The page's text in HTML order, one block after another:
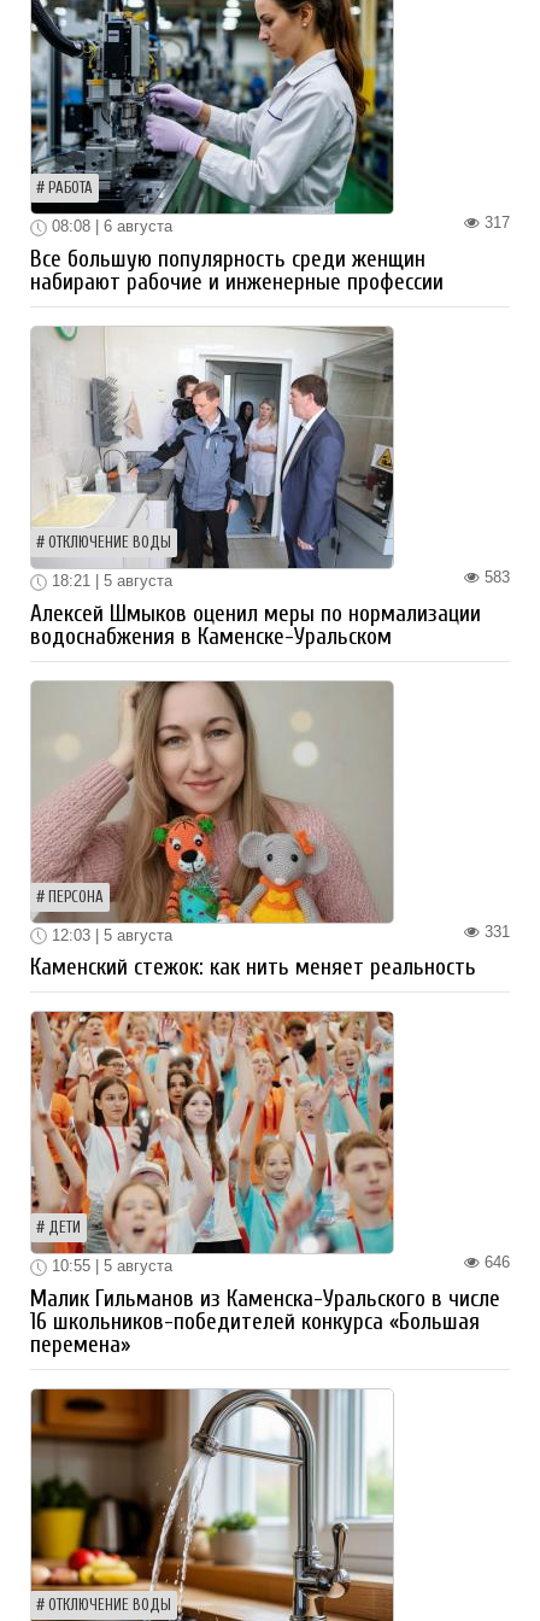
РАБОТА
317
08:08 | 6 августа
Все большую популярность среди женщин
набирают рабочие и инженерные профессии
ОТКЛЮЧЕНИЕ ВОДЫ
583
18:21 | 5 августа
Алексей Шмыков оценил меры по нормализации
водоснабжения в Каменске-Уральском
ПЕРСОНА
331
12:03 | 5 августа
Каменский стежок: как нить меняет реальность
ДЕТИ
646
10:55 | 5 августа
Малик Гильманов из Каменска-Уральского в числе
16 школьников-победителей конкурса «Большая
перемена»
ОТКЛЮЧЕНИЕ ВОДЫ